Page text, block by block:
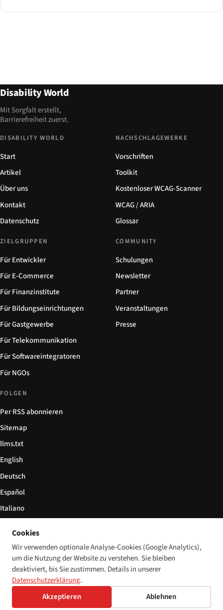
Disability World
Mit Sorgfalt erstellt,
Barrierefreiheit zuerst.
DISABILITY WORLD
Start
Artikel
Über uns
Kontakt
Datenschutz
NACHSCHLAGEWERKE
Vorschriften
Toolkit
Kostenloser WCAG-Scanner
WCAG / ARIA
Glossar
ZIELGRUPPEN
Für Entwickler
Für E-Commerce
Für Finanzinstitute
Für Bildungseinrichtungen
Für Gastgewerbe
Für Telekommunikation
Für Softwareintegratoren
Für NGOs
COMMUNITY
Schulungen
Newsletter
Partner
Veranstaltungen
Presse
FOLGEN
Per RSS abonnieren
Sitemap
llms.txt
English
Deutsch
Español
Italiano
© 2026 Disability World. Alle Rechte vorbehalten. Cookie-Einstellungen
EnglishDeutschEspañol 简体中文Polski
Cookies
Wir verwenden optionale Analyse-Cookies (Google Analytics),
um die Nutzung der Website zu verstehen. Sie bleiben
deaktiviert, bis Sie zustimmen. Details in unserer
Datenschutzerklärung.
Akzeptieren
Ablehnen